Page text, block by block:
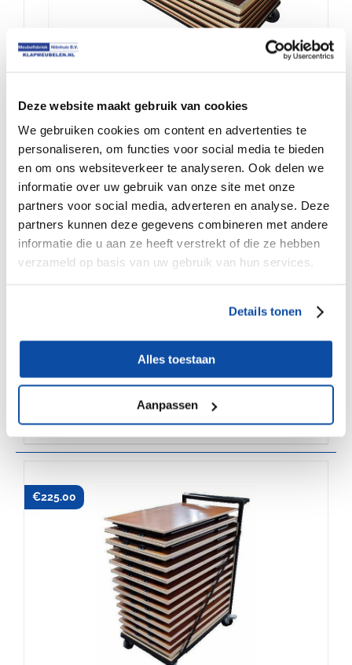
Deze website maakt gebruik van cookies
We gebruiken cookies om content en advertenties te
personaliseren, om functies voor social media te bieden
en om ons websiteverkeer te analyseren. Ook delen we
informatie over uw gebruik van onze site met onze
partners voor social media, adverteren en analyse. Deze
partners kunnen deze gegevens combineren met andere
informatie die u aan ze heeft verstrekt of die ze hebben
verzameld op basis van uw gebruik van hun services.
Details tonen
Alles toestaan
Aanpassen
Horizontale transportkar opslagkar
Transportkar Universeel
€225.00